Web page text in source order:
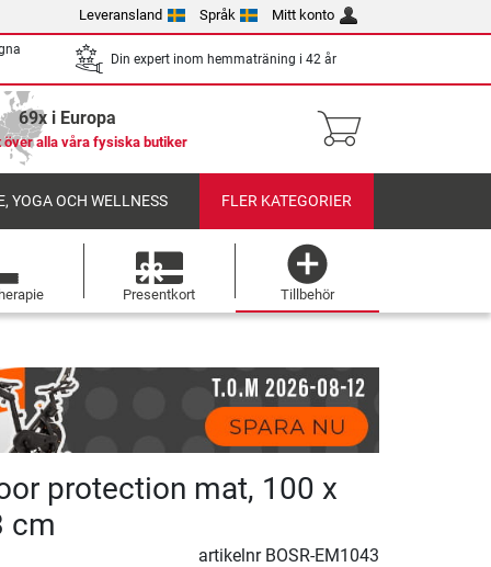
Leveransland Språk Mitt konto
Din expert inom hemmaträning i 42 år
69x i Europa
över alla våra fysiska butiker
YOGA OCH WELLNESS FLER KATEGORIER
Presentkort Tillbehör
protection mat, 100 x
cm
artikelnr BOSR-EM1043